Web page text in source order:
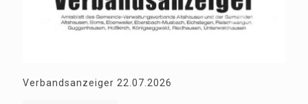
Verbandsanzeiger 22.07.2026